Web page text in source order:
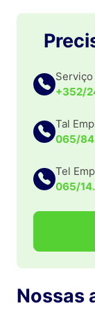
+352/
Tal
065/
Tel
065/
Nossas